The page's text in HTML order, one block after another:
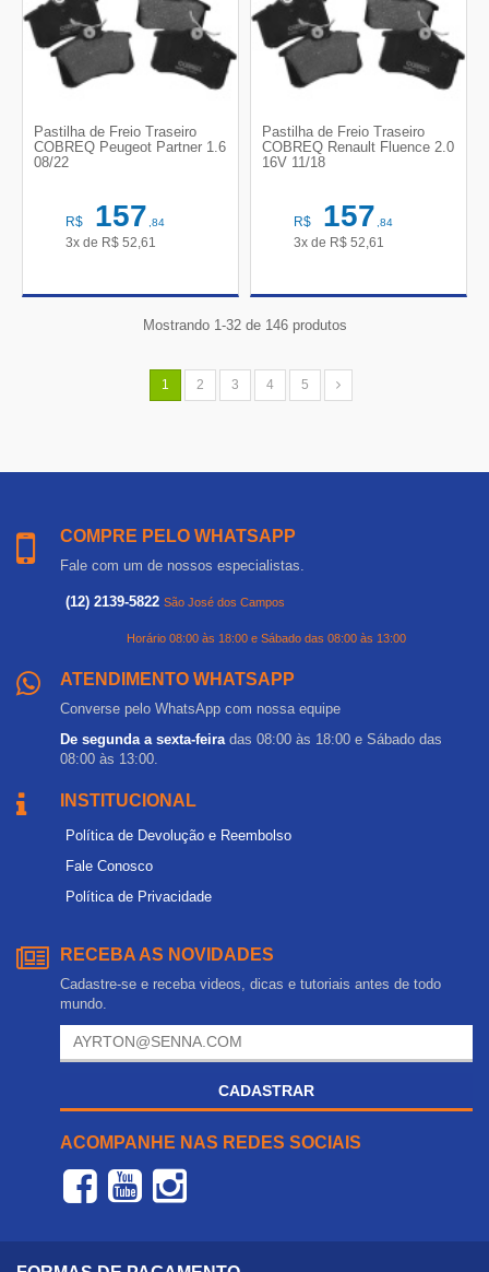
Pastilha de Freio Traseiro
COBREQ Peugeot Partner 1.6
08/22
R$ 157,84
3x de R$ 52,61
Pastilha de Freio Traseiro
COBREQ Renault Fluence 2.0
16V 11/18
R$ 157,84
3x de R$ 52,61
Mostrando 1-32 de 146 produtos
1 2 3 4 5
COMPRE PELO WHATSAPP
Fale com um de nossos especialistas.
(12) 2139-5822 São José dos Campos
Horário 08:00 às 18:00 e Sábado das 08:00 às 13:00
ATENDIMENTO WHATSAPP
Converse pelo WhatsApp com nossa equipe
De segunda a sexta-feira das 08:00 às 18:00 e Sábado das
08:00 às 13:00.
INSTITUCIONAL
Política de Devolução e Reembolso
Fale Conosco
Política de Privacidade
RECEBA AS NOVIDADES
Cadastre-se e receba videos, dicas e tutoriais antes de todo
mundo.
CADASTRAR
ACOMPANHE NAS REDES SOCIAIS